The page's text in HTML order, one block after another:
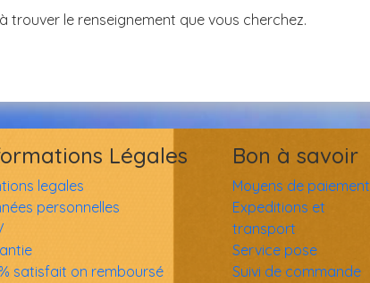
trouver le renseignement que vous cherchez.
Légales
legales
personnelles
satisfait on remboursé
Bon à savoir
Moyens de paiement
Expeditions et
transport
Service pose
Suivi de commande